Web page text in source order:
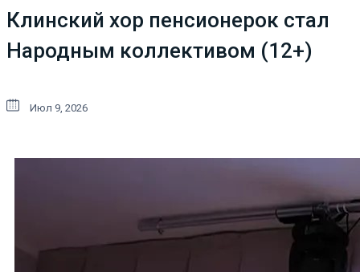
Клинский хор пенсионерок стал
Народным коллективом (12+)
Июл 9, 2026